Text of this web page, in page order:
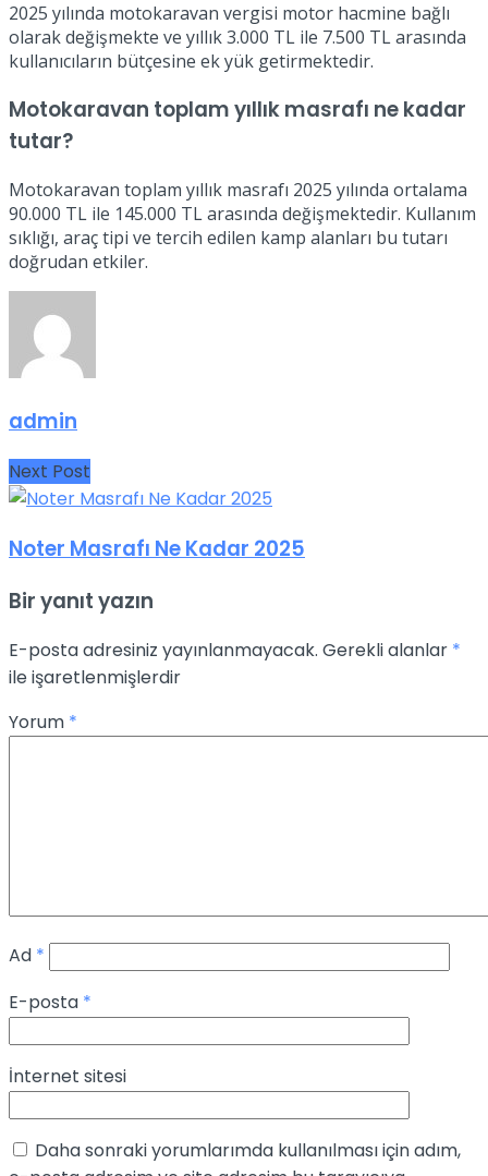
2025 yılında motokaravan vergisi motor hacmine bağlı
olarak değişmekte ve yıllık 3.000 TL ile 7.500 TL arasında
kullanıcıların bütçesine ek yük getirmektedir.
Motokaravan toplam yıllık masrafı ne kadar
tutar?
Motokaravan toplam yıllık masrafı 2025 yılında ortalama
90.000 TL ile 145.000 TL arasında değişmektedir. Kullanım
sıklığı, araç tipi ve tercih edilen kamp alanları bu tutarı
doğrudan etkiler.
admin
Next Post
Noter Masrafı Ne Kadar 2025
Bir yanıt yazın
E-posta adresiniz yayınlanmayacak. Gerekli alanlar *
ile işaretlenmişlerdir
Yorum *
Ad *
E-posta *
İnternet sitesi
Daha sonraki yorumlarımda kullanılması için adım,